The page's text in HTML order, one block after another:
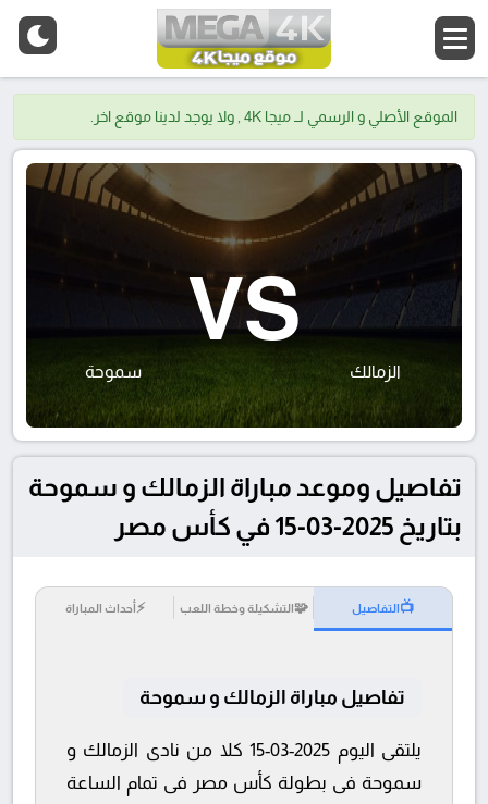
الموقع الأصلي و الرسمي لــ ميجا 4K , ولا يوجد لدينا موقع اخر.
الزمالك
VS
سموحة
تفاصيل وموعد مباراة الزمالك و سموحة
بتاريخ 2025-03-15 في كأس مصر
📺التفاصيل 🧩التشكيلة وخطة اللعب ⚡أحداث المباراة
تفاصيل مباراة الزمالك و سموحة
يلتقى اليوم 2025-03-15 كلا من نادى الزمالك و
سموحة فى بطولة كأس مصر فى تمام الساعة